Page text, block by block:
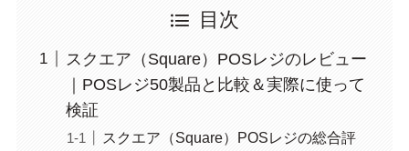
目次
スクエア（Square）POSレジのレビュー
｜POSレジ50製品と比較＆実際に使って
検証
スクエア（Square）POSレジの総合評